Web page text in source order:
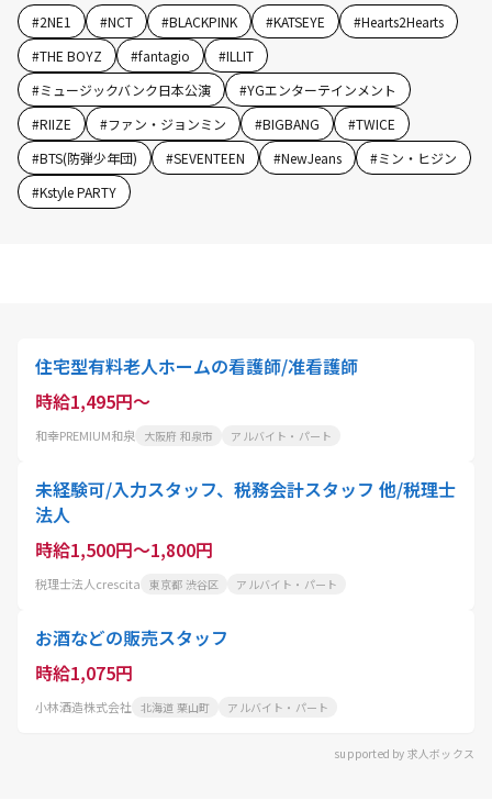
#2NE1 #NCT #BLACKPINK #KATSEYE #Hearts2Hearts
#THE BOYZ #fantagio #ILLIT
#ミュージックバンク日本公演 #YGエンターテインメント
#RIIZE #ファン・ジョンミン #BIGBANG #TWICE
#BTS(防弾少年団) #SEVENTEEN #NewJeans #ミン・ヒジン
#Kstyle PARTY
住宅型有料老人ホームの看護師/准看護師
時給1,495円～
和幸PREMIUM和泉 大阪府 和泉市 アルバイト・パート
未経験可/入力スタッフ、税務会計スタッフ 他/税理士
法人
時給1,500円～1,800円
税理士法人crescita 東京都 渋谷区 アルバイト・パート
お酒などの販売スタッフ
時給1,075円
小林酒造株式会社 北海道 栗山町 アルバイト・パート
supported by 求人ボックス